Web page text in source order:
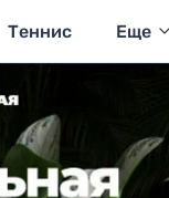
Теннис Еще